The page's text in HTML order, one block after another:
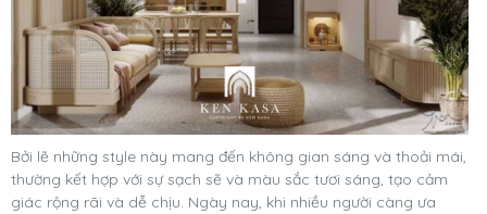
Bởi lẽ những style này mang đến không gian sáng và thoải mái,
thường kết hợp với sự sạch sẽ và màu sắc tươi sáng, tạo cảm
giác rộng rãi và dễ chịu. Ngày nay, khi nhiều người càng ưa